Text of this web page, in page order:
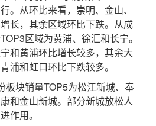
。从环比来看，崇明、金山、
长，其余区域环比下跌。从成
区域为黄浦、徐汇和长宁。
和黄浦环比增长较多，其余大
浦和虹口环比下跌较多。
块销量TOP5为松江新城、奉
和金山新城。部分新城放松人
作用。